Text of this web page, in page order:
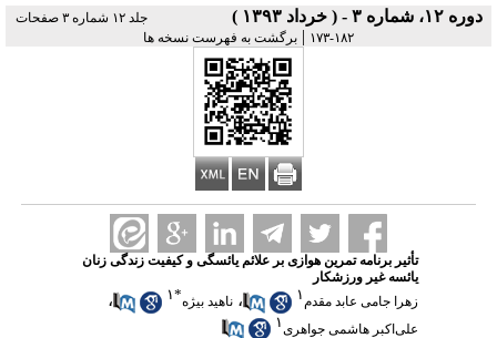
دوره ۱۲، شماره ۳ - ( خرداد ۱۳۹۳ )
جلد ۱۲ شماره ۳ صفحات
۱۸۲-۱۷۳
| برگشت به فهرست نسخه ها
تأثیر برنامه تمرین هوازی بر علائم یائسگی و کیفیت زندگی زنان
یائسه غیر ورزشکار
زهرا جامی عابد مقدم ۱ ، ناهید بیژه*۱ ،
علی‌اکبر هاشمی جواهری۱